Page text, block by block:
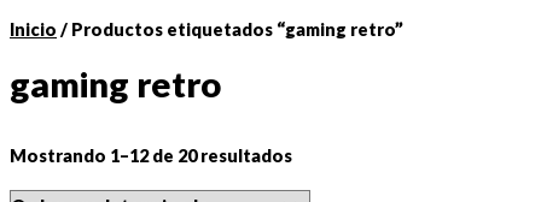
Inicio / Productos etiquetados “gaming retro”
gaming retro
Mostrando 1–12 de 20 resultados